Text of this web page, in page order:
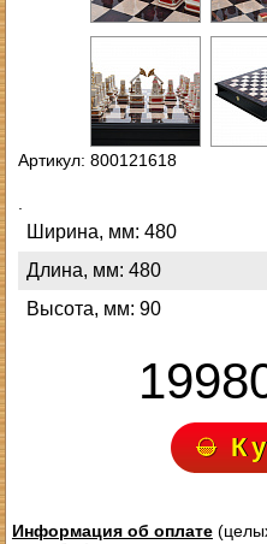
Артикул: 800121618
Ширина, мм: 480
Длина, мм: 480
Высота, мм: 90
Информация об оплате